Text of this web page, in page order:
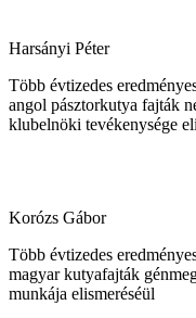
Harsányi Péter
Több évtizedes
angol pásztorkutya fajták
klubelnöki tevékenysége
Korózs Gábor
Több évtizedes
magyar kutyafajták
munkája elismeréséül